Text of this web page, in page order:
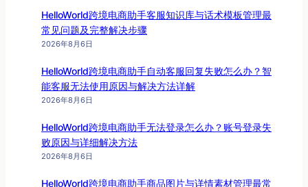
HelloWorld跨境电商助手客服知识库与话术模板管理最
常见问题及完整解决步骤
2026年8月6日
HelloWorld跨境电商助手自动客服回复失败怎么办？智
能客服无法使用原因与解决方法详解
2026年8月6日
HelloWorld跨境电商助手无法登录怎么办？账号登录失
败原因与详细解决方法
2026年8月6日
HelloWorld跨境电商助手商品图片与详情素材管理最常